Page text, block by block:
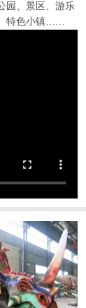
、景区、游乐
特色小镇……